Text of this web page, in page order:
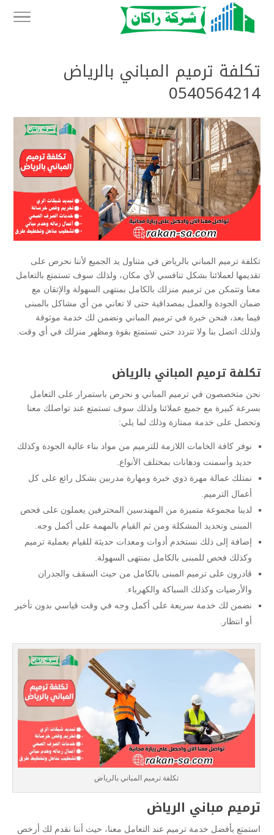
تكلفة ترميم المباني بالرياض
0540564214
تكلفة ترميم المباني بالرياض في متناول يد الجميع لأننا نحرص على
تقديمها لعملائنا بشكل تنافسي لأي مكان، ولذلك سوف تستمتع بالتعامل
معنا وتتمكن من ترميم منزلك بالكامل بمنتهى السهولة والإتقان مع
ضمان الجودة والعمل بمصداقية حتى لا تعاني من أي مشاكل بالمبنى
فيما بعد، فنحن خبرة في ترميم المباني ونضمن لك خدمة موثوقة
ولذلك اتصل بنا ولا تتردد حتى تستمتع بقوة ومظهر منزلك في أي وقت.
تكلفة ترميم المباني بالرياض
نحن متخصصون في ترميم المباني و نحرص باستمرار على التعامل
بسرعة كبيرة مع جميع عملائنا ولذلك سوف تستمتع عند تواصلك معنا
وتحصل على خدمة ممتازة وذلك لما يلي:
نوفر كافة الخامات اللازمة للترميم من مواد بناء عالية الجودة وكذلك
حديد وأسمنت ودهانات بمختلف الأنواع.
نمتلك عمالة مهرة ذوي خبرة ومهارة مدربين بشكل رائع على كل
أعمال الترميم.
لدينا مجموعة متميزة من المهندسين المحترفين يعملون على فحص
المبنى وتحديد المشكلة ومن ثم القيام بالمهمة على أكمل وجه.
إضافة إلى ذلك نستخدم أدوات ومعدات حديثة للقيام بعملية ترميم
وكذلك فحص للمبنى بالكامل بمنتهى السهولة.
قادرون على ترميم المبنى بالكامل من حيث السقف والجدران
والأرضيات وكذلك السباكة والكهرباء.
نضمن لك خدمة سريعة على أكمل وجه في وقت قياسي بدون تأخير
أو انتظار.
تكلفة ترميم المباني بالرياض
ترميم مباني الرياض
استمتع بأفضل خدمة ترميم عند التعامل معنا، حيث أننا نقدم لك أرخص